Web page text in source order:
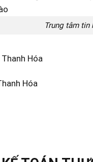
Trung tâm tin
Hóa
Hóa